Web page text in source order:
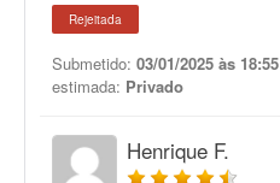
Rejeitada
Submetido: 03/01/2025 às 18:55
estimada: Privado
Henrique F.